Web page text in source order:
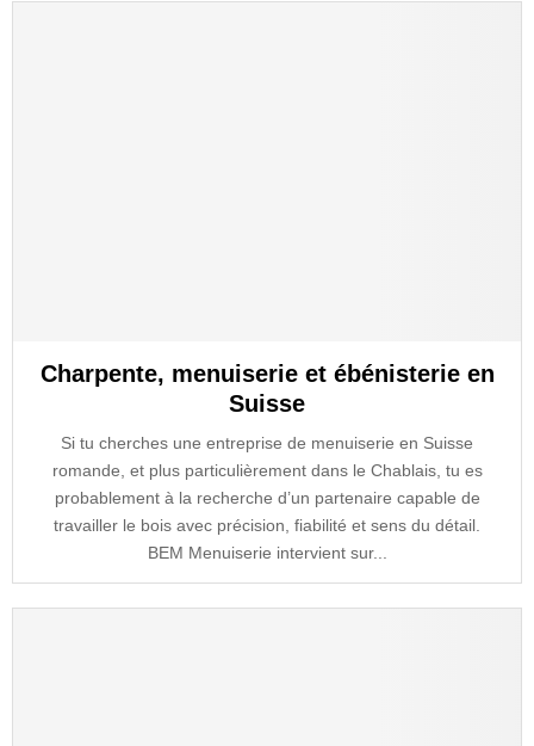
Charpente, menuiserie et ébénisterie en
Suisse
Si tu cherches une entreprise de menuiserie en Suisse
romande, et plus particulièrement dans le Chablais, tu es
probablement à la recherche d’un partenaire capable de
travailler le bois avec précision, fiabilité et sens du détail.
BEM Menuiserie intervient sur...